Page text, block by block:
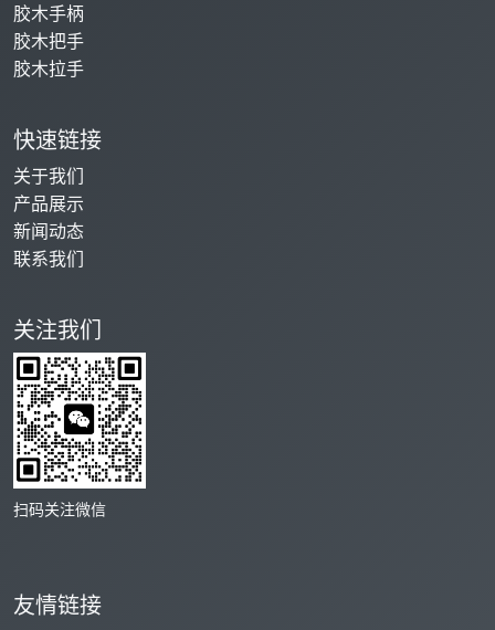
胶木手柄
胶木把手
胶木拉手
快速链接
关于我们
产品展示
新闻动态
联系我们
关注我们
扫码关注微信
友情链接